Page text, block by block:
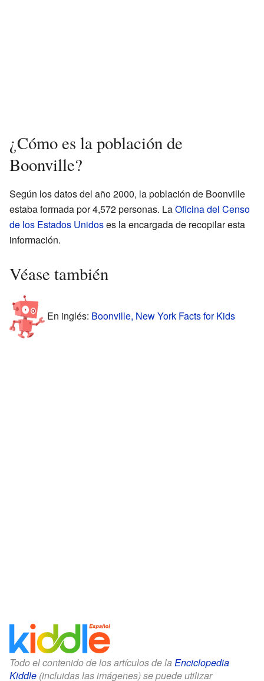
¿Cómo es la población de
Boonville?
Según los datos del año 2000, la población de Boonville
estaba formada por 4,572 personas. LaOficina del Censo
de los Estados Unidoses la encargada de recopilar esta
información.
Véase también
En inglés: Boonville, New York Facts for Kids
Todo el contenido de los artículos de la Enciclopedia
Kiddle (incluidas las imágenes) se puede utilizar